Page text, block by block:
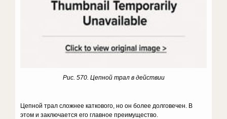
Рис. 570. Цепной трал в действии
Цепной трал сложнее каткового, но он более долгове­чен. В
этом и заключается его главное преимущество.